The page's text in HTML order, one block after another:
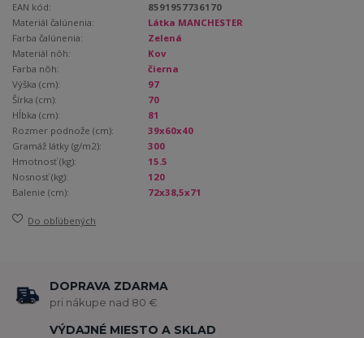
EAN kód:
8591957736170
Materiál čalúnenia:
Látka MANCHESTER
Farba čalúnenia:
Zelená
Materiál nôh:
Kov
Farba nôh:
čierna
Výška (cm):
97
Šírka (cm):
70
Hĺbka (cm):
81
Rozmer podnože (cm):
39x60x40
Gramáž látky (g/m2):
300
Hmotnosť (kg):
15.5
Nosnosť (kg):
120
Balenie (cm):
72x38,5x71
Do obľúbených
DOPRAVA ZDARMA
pri nákupe nad 80 €
VÝDAJNÉ MIESTO A SKLAD